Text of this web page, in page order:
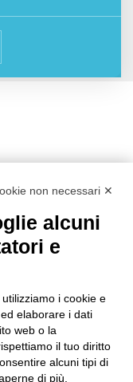
non necessari ✕
alcuni
e
i cookie e
elaborare i dati
web o la
il tuo diritto
alcuni tipi di
di più.